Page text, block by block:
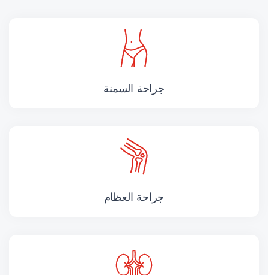
جراحة السمنة
جراحة العظام